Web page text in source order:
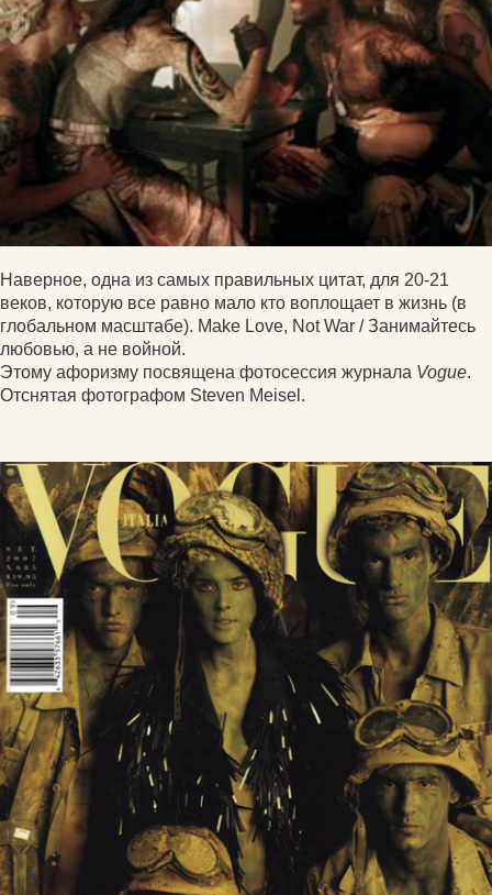
Наверное, одна из самых правильных цитат, для 20-21
веков, которую все равно мало кто воплощает в жизнь (в
глобальном масштабе). Make Love, Not War / Занимайтесь
любовью, а не войной.
Этому афоризму посвящена фотосессия журнала Vogue.
Отснятая фотографом Steven Meisel.